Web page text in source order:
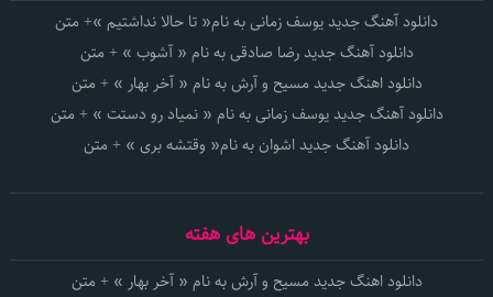
دانلود آهنگ جدید یوسف زمانی به نام« تا حالا نداشتیم »+ متن
دانلود آهنگ جدید رضا صادقی به نام « آشوب » + متن
دانلود اهنگ جدید مسیح و آرش به نام « آخر بهار » + متن
دانلود آهنگ جدید یوسف زمانی به نام « نمیاد رو دستت » + متن
دانلود آهنگ جدید اشوان به نام« وقتشه بری » + متن
بهترین های هفته
دانلود اهنگ جدید مسیح و آرش به نام « آخر بهار » + متن